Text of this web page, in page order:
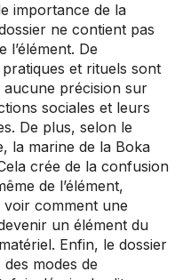
importance de la
ne contient pas
l’élément. De
et rituels sont
aucune précision sur
sociales et leurs
De plus, selon le
la marine de la Boka
crée de la confusion
de l’élément,
voir comment une
un élément du
Enfin, le dossier
modes de